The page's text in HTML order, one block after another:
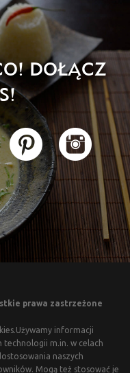
DOŁĄCZ
prawa zastrzeżone
informacji
technologii m.in. w celach
naszych
Mogą też stosować je